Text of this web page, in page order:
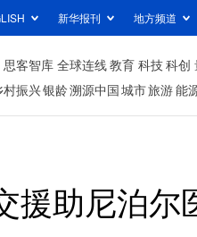
新华报刊 地方频道
思客智库 全球连线教育 科技科创
村振兴银龄溯源中国城市旅游能
援助尼泊尔